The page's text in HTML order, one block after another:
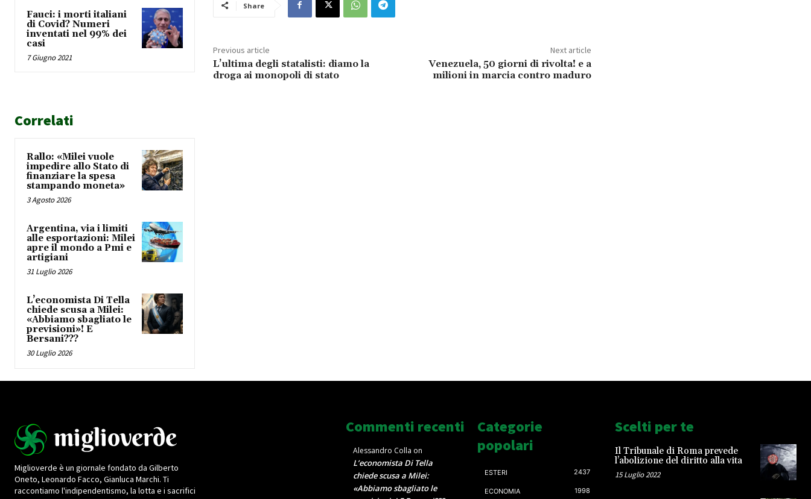
Fauci: i morti italiani
di Covid? Numeri
inventati nel 99% dei
casi
7 Giugno 2021
Share
Previous article
L’ultima degli statalisti: diamo la
droga ai monopoli di stato
Next article
Venezuela, 50 giorni di rivolta! e a
milioni in marcia contro maduro
Correlati
Rallo: «Milei vuole
impedire allo Stato di
finanziare la spesa
stampando moneta»
3 Agosto 2026
Argentina, via i limiti
alle esportazioni: Milei
apre il mondo a Pmi e
artigiani
31 Luglio 2026
L’economista Di Tella
chiede scusa a Milei:
«Abbiamo sbagliato le
previsioni»! E
Bersani???
30 Luglio 2026
Miglioverde è un giornale fondato da Gilberto
Oneto, Leonardo Facco, Gianluca Marchi. Ti
raccontiamo l'indipendentismo, la lotta e i sacrifici
Commenti recenti
Alessandro Colla on
L’economista Di Tella
chiede scusa a Milei:
«Abbiamo sbagliato le
Categorie
popolari
ESTERI 2437
ECONOMIA 1998
Scelti per te
Il Tribunale di Roma prevede
l’abolizione del diritto alla vita
15 Luglio 2022